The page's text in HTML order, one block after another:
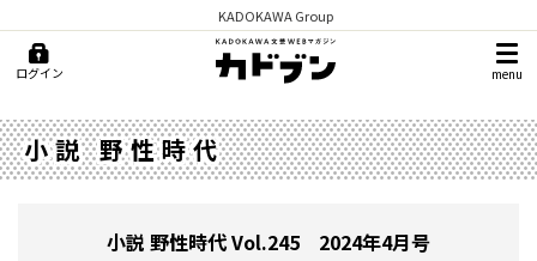
KADOKAWA Group
ログイン menu
小説 野性時代
小説 野性時代Vol.245 2024年4月号